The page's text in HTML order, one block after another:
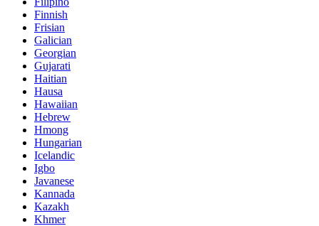
Finnish
Frisian
Galician
Georgian
Gujarati
Haitian
Hausa
Hawaiian
Hebrew
Hmong
Hungarian
Icelandic
Igbo
Javanese
Kannada
Kazakh
Khmer